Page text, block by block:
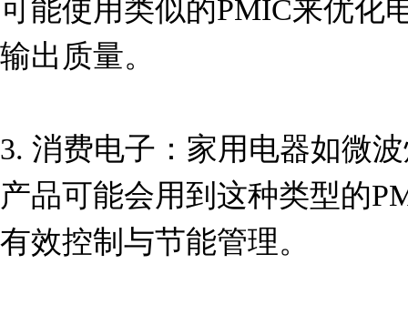
可能使用类似的PMIC来优化
输出质量。
3. 消费电子：家用电器如微
产品可能会用到这种类型的
有效控制与节能管理。